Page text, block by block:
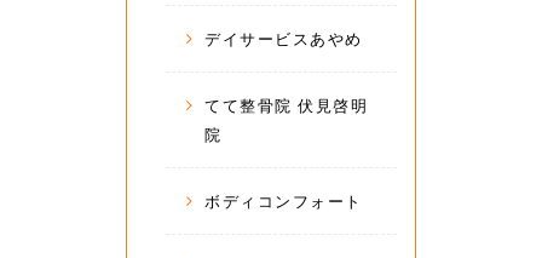
デイサービスあやめ
てて整骨院 伏見啓明
院
ボディコンフォート